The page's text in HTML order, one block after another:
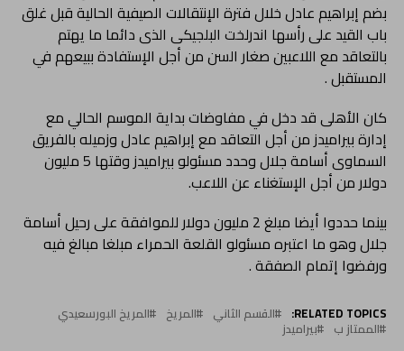
بضم إبراهيم عادل خلال فترة الإنتقالات الصيفية الحالية قبل غلق
باب القيد على رأسها اندرلخت البلجيكى الذى دائما ما يهتم
بالتعاقد مع اللاعبين صغار السن من أجل الإستفادة ببيعهم في
المستقبل .
كان الأهلى قد دخل في مفاوضات بداية الموسم الحالي مع
إدارة بيراميدز من أجل التعاقد مع إبراهيم عادل وزميله بالفريق
السماوى أسامة جلال وحدد مسئولو بيراميدز وقتها 5 مليون
دولار من أجل الإستغناء عن اللاعب.
بينما حددوا أيضا مبلغ 2 مليون دولار للموافقة على رحيل أسامة
جلال وهو ما اعتبره مسئولو القلعة الحمراء مبلغا مبالغ فيه
ورفضوا إتمام الصفقة .
RELATED TOPICS: القسم الثاني المريخ المريخ البورسعيدي
الممتاز ب بيراميدز